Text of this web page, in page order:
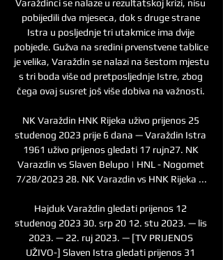
Varaždinci se nalaze u rezultatskoj krizi, nisu
pobijedili dva mjeseca, dok s druge strane
Istra u posljednje tri utakmice ima dvije
pobjede. Gužva na sredini prvenstvene tablice
je velika, Varaždin se nalazi na šestom mjestu
s tri boda više od pretposljednje Istre, zbog
čega ovaj susret još više dobiva na važnosti.
NK Varaždin HNK Rijeka uživo prijenos 25
studenog 2023 prije 6 dana — Varaždin Istra
1961 uživo prijenos gledati 17 rujn27. NK
Varazdin vs Slaven Belupo | HNL - Nogomet
7/28/2023 28. NK Varazdin vs HNK Rijeka ...
Hajduk Varaždin gledati prijenos 12
studenog 2023 30. srp 20 12. stu 2023. — lis
2023. — 22. ruj 2023. — [TV PRIJENOS
UŽIVO-] Slaven Istra gledati prijenos 31